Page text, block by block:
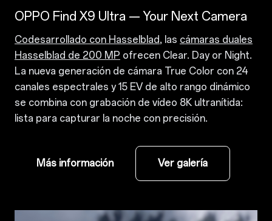
OPPO Find X9 Ultra — Your Next Camera
Codesarrollado con Hasselblad, las cámaras duales
Hasselblad de 200 MP ofrecen Clear. Day or Night.
La nueva generación de cámara True Color con 24
canales espectrales y 15 EV de alto rango dinámico
se combina con grabación de vídeo 8K ultranítida:
lista para capturar la noche con precisión.
Más información Ver galería